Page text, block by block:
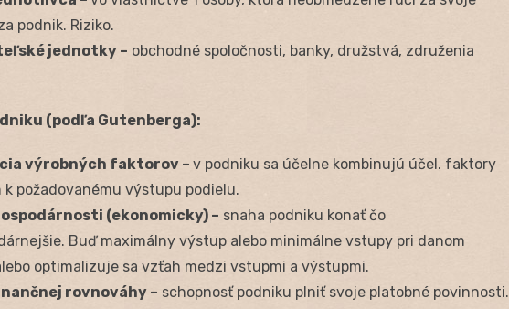
podnik. Riziko.
jednotky – obchodné spoločnosti, banky, družstvá, združenia
(podľa Gutenberga):
výrobných faktorov – v podniku sa účelne kombinujú účel. faktory
k požadovanému výstupu podielu.
(ekonomicky) – snaha podniku konať čo
Buď maximálny výstup alebo minimálne vstupy pri danom
optimalizuje sa vzťah medzi vstupmi a výstupmi.
rovnováhy – schopnosť podniku plniť svoje platobné povinnosti.